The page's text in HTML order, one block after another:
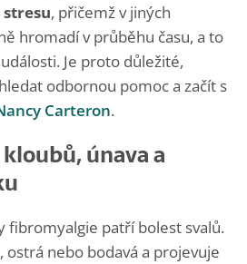
, přičemž v jiných
hromadí v průběhu času, a to
Je proto důležité,
odbornou pomoc a začít s
Carteron.
únava a
fibromyalgie patří bolest svalů.
ostrá nebo bodavá a projevuje